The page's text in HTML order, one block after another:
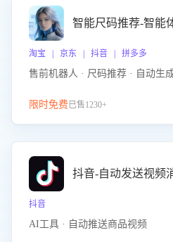
智能尺码推荐-智能
淘宝 | 京东 | 抖音 | 拼多多
售前机器人 · 尺码推荐 · 自动生
限时免费已售1230+
抖音-自动发送视频
抖音
AI工具 · 自动推送商品视频